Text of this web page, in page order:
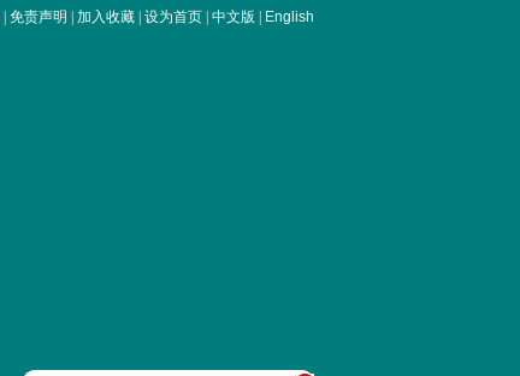
免责声明 加入收藏 设为首页 中文版 English